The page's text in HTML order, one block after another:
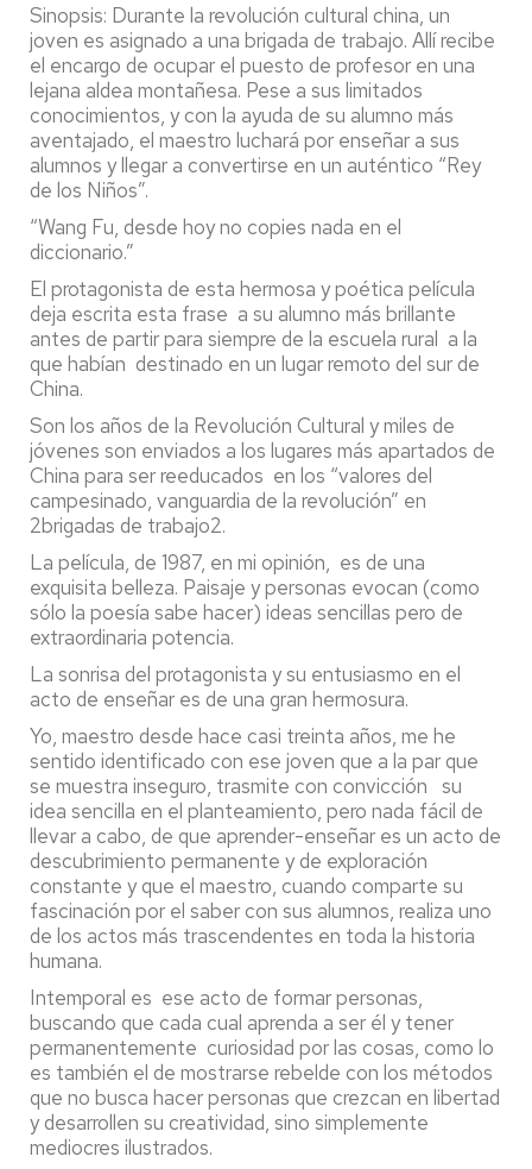
Sinopsis: Durante la revolución cultural china, un
joven es asignado a una brigada de trabajo. Allí recibe
el encargo de ocupar el puesto de profesor en una
lejana aldea montañesa. Pese a sus limitados
conocimientos, y con la ayuda de su alumno más
aventajado, el maestro luchará por enseñar a sus
alumnos y llegar a convertirse en un auténtico “Rey
de los Niños”.
“Wang Fu, desde hoy no copies nada en el
diccionario.”
El protagonista de esta hermosa y poética película
deja escrita esta frase a su alumno más brillante
antes de partir para siempre de la escuela rural a la
que habían destinado en un lugar remoto del sur de
China.
Son los años de la Revolución Cultural y miles de
jóvenes son enviados a los lugares más apartados de
China para ser reeducados en los “valores del
campesinado, vanguardia de la revolución” en
2brigadas de trabajo2.
La película, de 1987, en mi opinión, es de una
exquisita belleza. Paisaje y personas evocan (como
sólo la poesía sabe hacer) ideas sencillas pero de
extraordinaria potencia.
La sonrisa del protagonista y su entusiasmo en el
acto de enseñar es de una gran hermosura.
Yo, maestro desde hace casi treinta años, me he
sentido identificado con ese joven que a la par que
se muestra inseguro, trasmite con convicción su
idea sencilla en el planteamiento, pero nada fácil de
llevar a cabo, de que aprender-enseñar es un acto de
descubrimiento permanente y de exploración
constante y que el maestro, cuando comparte su
fascinación por el saber con sus alumnos, realiza uno
de los actos más trascendentes en toda la historia
humana.
Intemporal es ese acto de formar personas,
buscando que cada cual aprenda a ser él y tener
permanentemente curiosidad por las cosas, como lo
es también el de mostrarse rebelde con los métodos
que no busca hacer personas que crezcan en libertad
y desarrollen su creatividad, sino simplemente
mediocres ilustrados.